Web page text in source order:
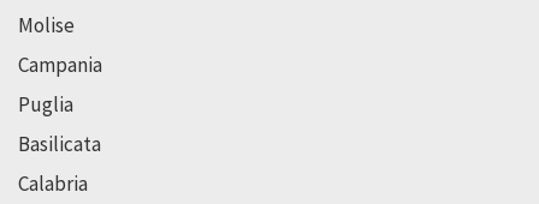
Molise
Campania
Puglia
Basilicata
Calabria